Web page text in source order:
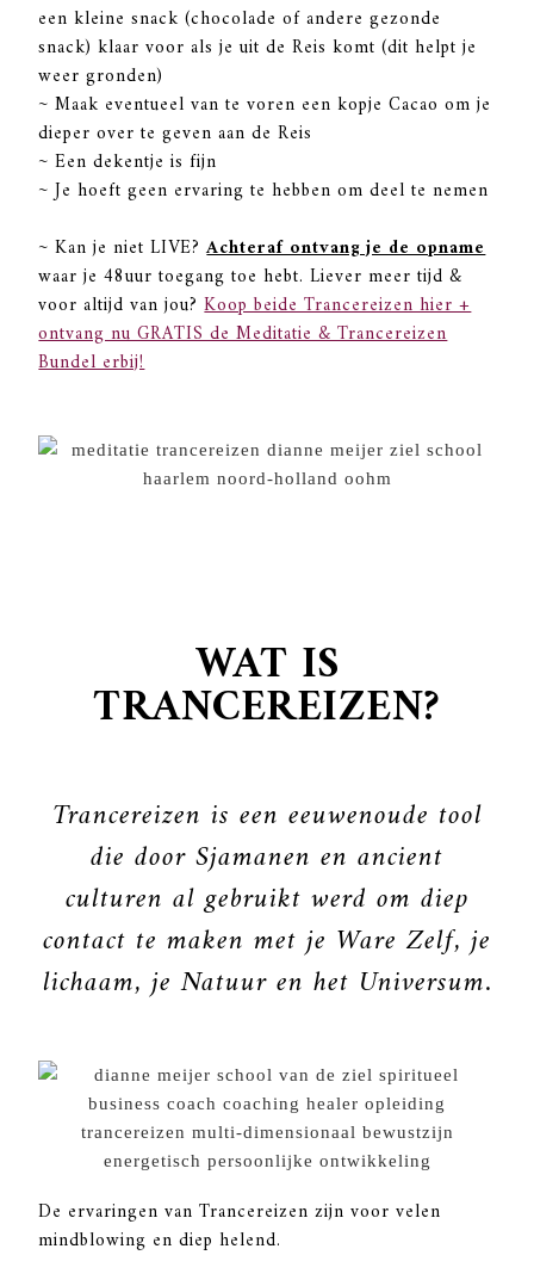
een kleine snack (chocolade of andere gezonde
snack) klaar voor als je uit de Reis komt (dit helpt je
weer gronden)
~ Maak eventueel van te voren een kopje Cacao om je
dieper over te geven aan de Reis
~ Een dekentje is fijn
~ Je hoeft geen ervaring te hebben om deel te nemen
~ Kan je niet LIVE?Achteraf ontvang je de opname
waar je 48uur toegang toe hebt. Liever meer tijd &
voor altijd van jou?Koop beide Trancereizen hier +
ontvang nu GRATIS de Meditatie & Trancereizen
Bundel erbij!
WAT IS
TRANCEREIZEN?
Trancereizen is een eeuwenoude tool
die door Sjamanen en ancient
culturen al gebruikt werd om diep
contact te maken met je Ware Zelf, je
lichaam, je Natuur en het Universum.
De ervaringen van Trancereizen zijn voor velen
mindblowing en diep helend.